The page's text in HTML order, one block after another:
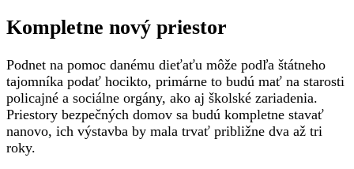
Kompletne nový priestor
Podnet na pomoc danému dieťaťu môže podľa štátneho
tajomníka podať hocikto, primárne to budú mať na starosti
policajné a sociálne orgány, ako aj školské zariadenia.
Priestory bezpečných domov sa budú kompletne stavať
nanovo, ich výstavba by mala trvať približne dva až tri
roky.